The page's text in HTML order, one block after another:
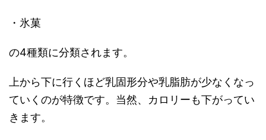
・氷菓
の4種類に分類されます。
上から下に行くほど乳固形分や乳脂肪が少なくなっ
ていくのが特徴です。当然、カロリーも下がってい
きます。